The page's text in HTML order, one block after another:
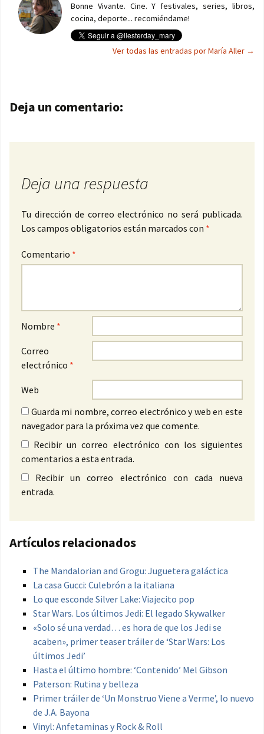
Bonne Vivante. Cine. Y festivales, series, libros,
cocina, deporte... recomiéndame!
Ver todas las entradas por María Aller →
Navegación de entradas
Deja un comentario:
Deja una respuesta
Tu dirección de correo electrónico no será publicada.
Los campos obligatorios están marcados con *
Comentario *
Nombre *
Correo
electrónico *
Web
Guarda mi nombre, correo electrónico y web en este
navegador para la próxima vez que comente.
Recibir un correo electrónico con los siguientes
comentarios a esta entrada.
Recibir un correo electrónico con cada nueva
entrada.
Artículos relacionados
The Mandalorian and Grogu: Juguetera galáctica
La casa Gucci: Culebrón a la italiana
Lo que esconde Silver Lake: Viajecito pop
Star Wars. Los últimos Jedi: El legado Skywalker
«Solo sé una verdad… es hora de que los Jedi se
acaben», primer teaser tráiler de ‘Star Wars: Los
últimos Jedi’
Hasta el último hombre: ‘Contenido’ Mel Gibson
Paterson: Rutina y belleza
Primer tráiler de ‘Un Monstruo Viene a Verme’, lo nuevo
de J.A. Bayona
Vinyl: Anfetaminas y Rock & Roll